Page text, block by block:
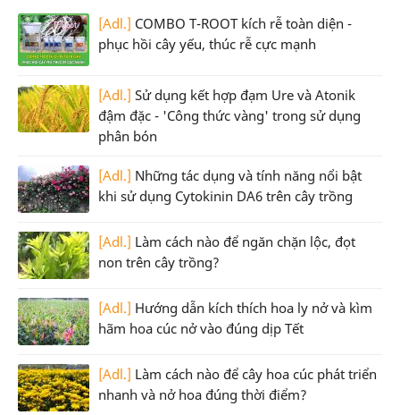
[Adl.] COMBO T-ROOT kích rễ toàn diện -
phục hồi cây yếu, thúc rễ cực mạnh
[Adl.] Sử dụng kết hợp đạm Ure và Atonik
đậm đặc - 'Công thức vàng' trong sử dụng
phân bón
[Adl.] Những tác dụng và tính năng nổi bật
khi sử dụng Cytokinin DA6 trên cây trồng
[Adl.] Làm cách nào để ngăn chặn lộc, đọt
non trên cây trồng?
[Adl.] Hướng dẫn kích thích hoa ly nở và kìm
hãm hoa cúc nở vào đúng dịp Tết
[Adl.] Làm cách nào để cây hoa cúc phát triển
nhanh và nở hoa đúng thời điểm?